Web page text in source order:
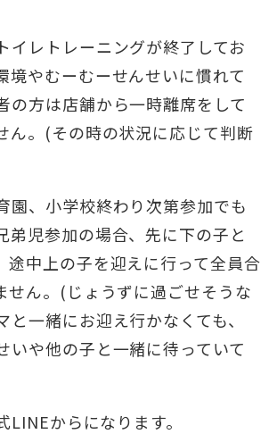
イレトレーニングが終了してお
境やむーむーせんせいに慣れて
の方は店舗から一時離席をして
ん。(その時の状況に応じて判断
園、小学校終わり次第参加でも
弟児参加の場合、先に下の子と
途中上の子を迎えに行って全員合
せん。(じょうずに過ごせそうな
と一緒にお迎え行かなくても、
いや他の子と一緒に待っていて
LINEからになります。